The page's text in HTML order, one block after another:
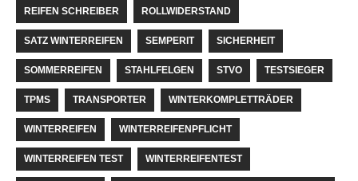
REIFEN SCHREIBER ROLLWIDERSTAND
SATZ WINTERREIFEN SEMPERIT SICHERHEIT
SOMMERREIFEN STAHLFELGEN STVO TESTSIEGER
TPMS TRANSPORTER WINTERKOMPLETTRÄDER
WINTERREIFEN WINTERREIFENPFLICHT
WINTERREIFEN TEST WINTERREIFENTEST